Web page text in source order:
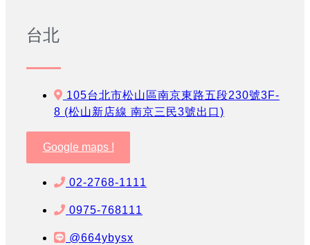
台北
105台北市松山區南京東路五段230號3F-
8 (松山新店線 南京三民3號出口)
Google maps !
02-2768-1111
0975-768111
@664ybysx